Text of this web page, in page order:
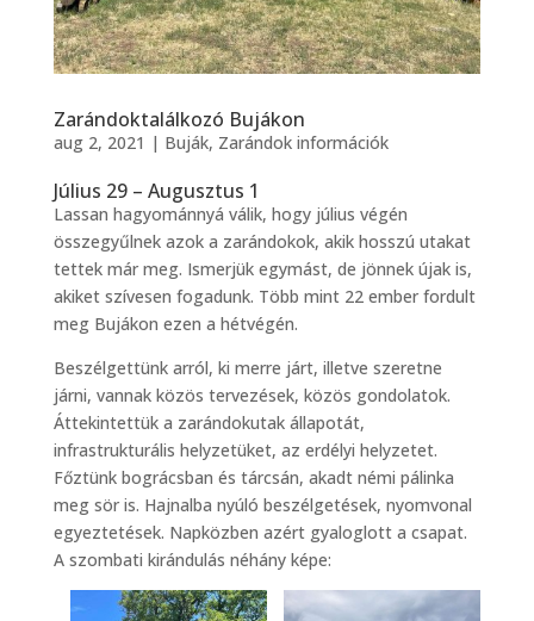
Zarándoktalálkozó Bujákon
aug 2, 2021 | Buják, Zarándok információk
Július 29 – Augusztus 1
Lassan hagyománnyá válik, hogy július végén
összegyűlnek azok a zarándokok, akik hosszú utakat
tettek már meg. Ismerjük egymást, de jönnek újak is,
akiket szívesen fogadunk. Több mint 22 ember fordult
meg Bujákon ezen a hétvégén.
Beszélgettünk arról, ki merre járt, illetve szeretne
járni, vannak közös tervezések, közös gondolatok.
Áttekintettük a zarándokutak állapotát,
infrastrukturális helyzetüket, az erdélyi helyzetet.
Főztünk bográcsban és tárcsán, akadt némi pálinka
meg sör is. Hajnalba nyúló beszélgetések, nyomvonal
egyeztetések. Napközben azért gyaloglott a csapat.
A szombati kirándulás néhány képe: